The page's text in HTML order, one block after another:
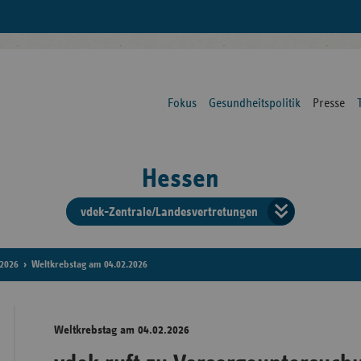
Fokus Gesundheitspolitik Presse
Hessen
vdek-Zentrale/Landesvertretungen
der
2026 Weltkrebstag am 04.02.2026
Weltkrebstag am 04.02.2026